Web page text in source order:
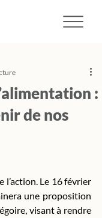
:
de nos
l’action. Le 16 février
une proposition
visant à rendre